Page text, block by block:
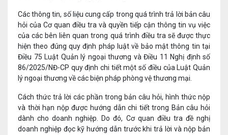
Các thông tin, số liệu cung cấp trong quá trình trả lời bản câu
hỏi của Cơ quan điều tra và quyền tiếp cận thông tin vụ việc
của các bên liên quan trong quá trình điều tra sẽ được thực
hiện theo đúng quy định pháp luật về bảo mật thông tin tại
Điều 75 Luật Quản lý ngoại thương và Điều 11 Nghị định số
86/2025/NĐ-CP quy định chi tiết một số điều của Luật Quản
lý ngoại thương về các biện pháp phòng vệ thương mại.
Cách thức trả lời các phần trong bản câu hỏi, hình thức nộp
và thời hạn nộp được hướng dẫn chi tiết trong Bản câu hỏi
dành cho doanh nghiệp. Do đó, Cơ quan điều tra đề nghị
doanh nghiệp đọc kỹ hướng dẫn trước khi trả lời và nộp bản